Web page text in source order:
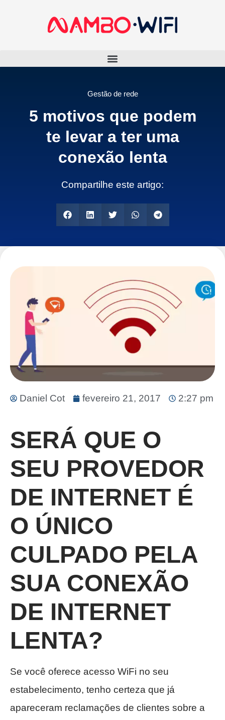
Gestão de rede
5 motivos que podem
te levar a ter uma
conexão lenta
Compartilhe este artigo:
Daniel Cot fevereiro 21, 2017 2:27 pm
SERÁ QUE O
SEU PROVEDOR
DE INTERNET É
O ÚNICO
CULPADO PELA
SUA CONEXÃO
DE INTERNET
LENTA?
Se você oferece acesso WiFi no seu
estabelecimento, tenho certeza que já
apareceram reclamações de clientes sobre a